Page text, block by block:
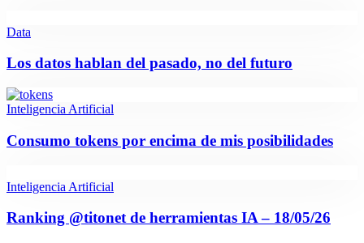
Data
Los datos hablan del pasado, no del futuro
Inteligencia Artificial
Consumo tokens por encima de mis posibilidades
Inteligencia Artificial
Ranking @titonet de herramientas IA – 18/05/26